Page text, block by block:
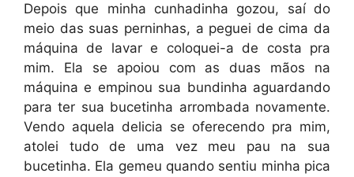
Depois que minha cunhadinha gozou, saí do
meio das suas perninhas, a peguei de cima da
máquina de lavar e coloquei-a de costa pra
mim. Ela se apoiou com as duas mãos na
máquina e empinou sua bundinha aguardando
para ter sua bucetinha arrombada novamente.
Vendo aquela delicia se oferecendo pra mim,
atolei tudo de uma vez meu pau na sua
bucetinha. Ela gemeu quando sentiu minha pica